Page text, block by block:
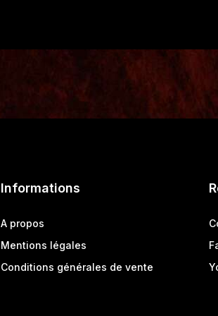
Informations
A propos
Mentions légales
Conditions générales de vente